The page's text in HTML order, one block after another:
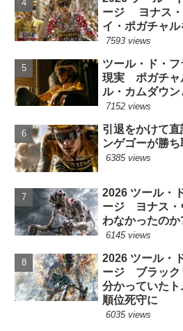
ージ ヨナス・
イ・ポガチャル
7593 views
ツール・ド・
現実 ポガチャ
ル・カムダウン
7152 views
引退をかけて
ンゲゴーが勝
6385 views
2026 ツール・
ージ ヨナス・
わなかったのか
6145 views
2026 ツール・
ージ ブラック
分かっていた
順位死守に
6035 views